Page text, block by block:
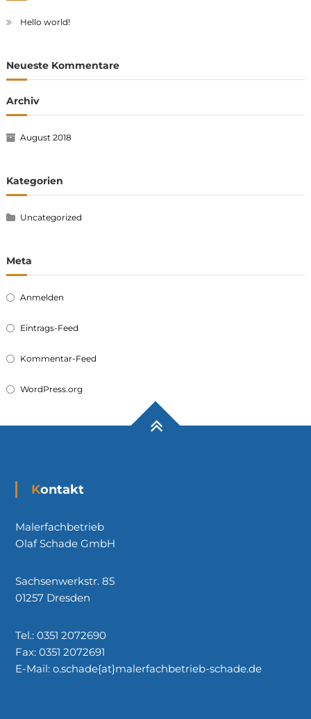
Hello world!
Neueste Kommentare
Archiv
August 2018
Kategorien
Uncategorized
Meta
Anmelden
Eintrags-Feed
Kommentar-Feed
WordPress.org
Kontakt
Malerfachbetrieb
Olaf Schade GmbH
Sachsenwerkstr. 85
01257 Dresden
Tel.: 0351 2072690
Fax: 0351 2072691
E-Mail: o.schade{at}malerfachbetrieb-schade.de